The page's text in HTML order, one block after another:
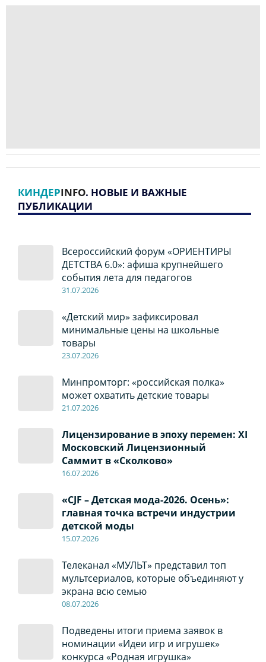
КИНДЕРINFO. НОВЫЕ И ВАЖНЫЕ
ПУБЛИКАЦИИ
Всероссийский форум «ОРИЕНТИРЫ
ДЕТСТВА 6.0»: афиша крупнейшего
события лета для педагогов
31.07.2026
«Детский мир» зафиксировал
минимальные цены на школьные
товары
23.07.2026
Минпромторг: «российская полка»
может охватить детские товары
21.07.2026
Лицензирование в эпоху перемен: XI
Московский Лицензионный
Саммит в «Сколково»
16.07.2026
«CJF – Детская мода-2026. Осень»:
главная точка встречи индустрии
детской моды
15.07.2026
Телеканал «МУЛЬТ» представил топ
мультсериалов, которые объединяют у
экрана всю семью
08.07.2026
Подведены итоги приема заявок в
номинации «Идеи игр и игрушек»
конкурса «Родная игрушка»